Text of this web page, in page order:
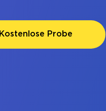
Kostenlose Probe